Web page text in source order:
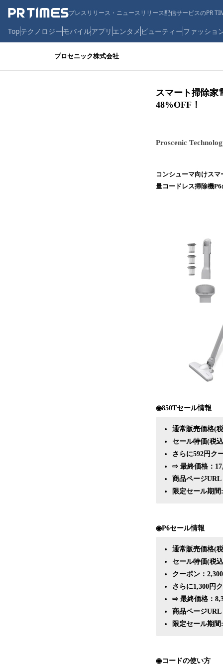
プレスリリース・ニュースリリース配信サービスのPR
Topテクノロジーモバイルアプリ エンタメ ビューティーファッショ
プロセニック株式会社
スマート掃除家
48%OFF！
Proscenic
コンシューマ向けス
量コードレス掃除機
◉850Tセール情報
通常販売価格(
セール特価(税
さらに592円ク
⇨ 最終価格：
商品ページURL
限定セール期間
◉P6セール情報
通常販売価格(
セール特価(税
クーポン：
さらに1,300円
⇨ 最終価格：
商品ページURL
限定セール期間
​◉コードの使い方